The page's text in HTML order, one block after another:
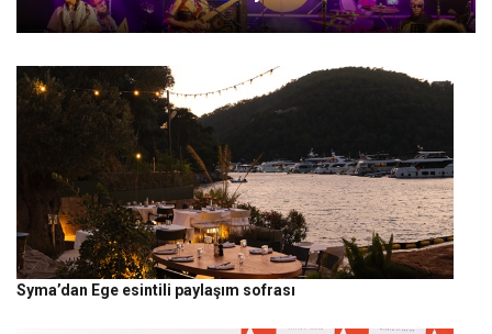
Syma’dan Ege esintili paylaşım sofrası